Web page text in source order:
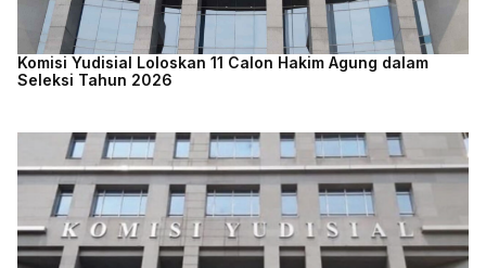
Komisi Yudisial Loloskan 11 Calon Hakim Agung dalam
Seleksi Tahun 2026